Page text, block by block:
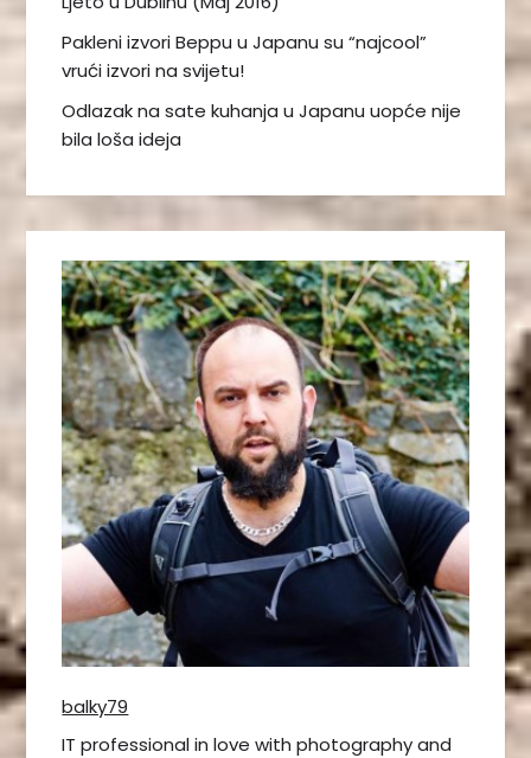
Pakleni izvori Beppu u Japanu su “najcool”
vrući izvori na svijetu!
Odlazak na sate kuhanja u Japanu uopće nije
bila loša ideja
balky79
IT professional in love with photography and